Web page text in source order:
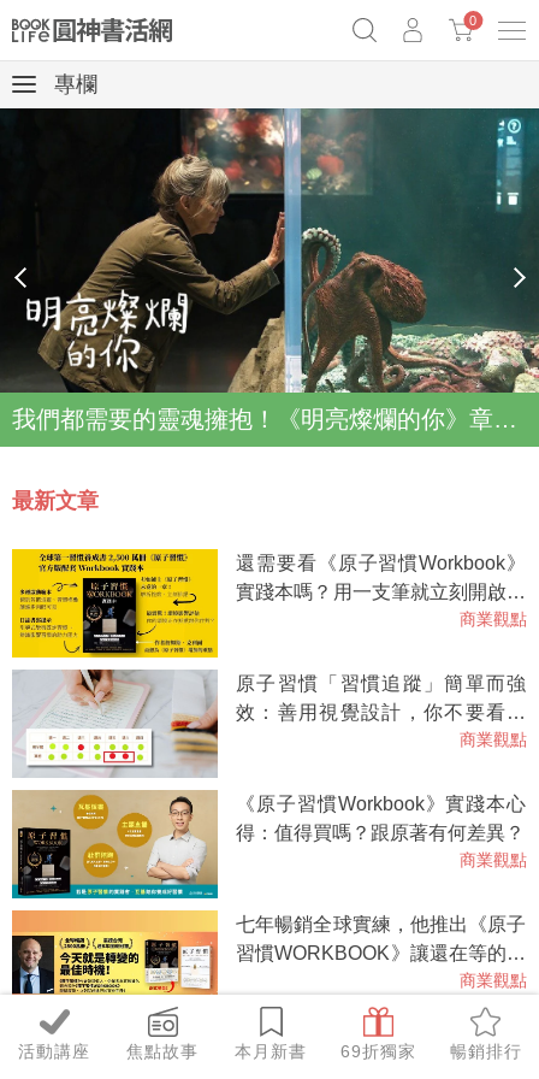
《祕密》作者最新《致富》公開 奧德賽女巫瑟西
Netflix話題章魚小說！
0
活動講座 焦點故事 本月新書 69折獨家 暢銷排行
專欄
我們都需要的靈魂擁抱！《明亮燦爛的你》章魚故事登上Netflix登上Top2
prev next
最新文章
還需要看《原子習慣Workbook》
實踐本嗎？用一支筆就立刻開啟行
商業觀點
原子習慣「習慣追蹤」簡單而強
效：善用視覺設計，你不要看到
商業觀點
《原子習慣Workbook》實踐本心
得：值得買嗎？跟原著有何差異？
商業觀點
七年暢銷全球實練，他推出《原子
習慣WORKBOOK》讓還在等的你
商業觀點
美國最大加密貨幣交易所執行長對